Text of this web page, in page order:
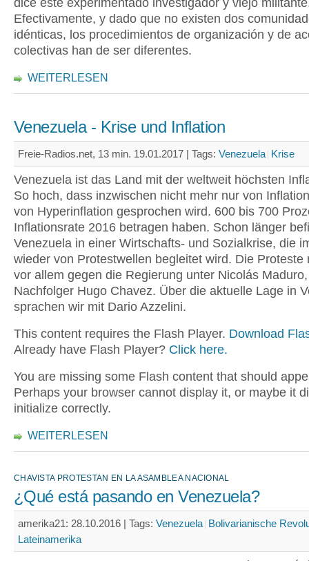
Efectivamente, y dado que no existen dos
idénticas, los procedimientos de organización y de
colectivas han de ser diferentes.
WEITERLESEN
Venezuela - Krise und Inflation
Freie-Radios.net, 13 min. 19.01.2017 | Tags: Venezuela Krise
Venezuela ist das Land mit der weltweit höchsten
So hoch, dass inzwischen nicht mehr nur von
von Hyperinflation gesprochen wird. 600 bis 700
Inflationsrate 2016 betragen haben. Schon länger
Venezuela in einer Wirtschafts- und Sozialkrise, die
wieder von Protestwellen begleitet wird. Die Proteste
vor allem gegen die Regierung unter Nicolás
Nachfolger Hugo Chavez. Über die aktuelle Lage in
sprachen wir mit Dario Azzelini.
This content requires the Flash Player. Download
Already have Flash Player? Click here.
You are missing some Flash content that should
Perhaps your browser cannot display it, or maybe it
initialize correctly.
WEITERLESEN
CHAVISTA PROTESTAN EN LA ASAMBLEA NACIONAL
¿Qué está pasando en Venezuela?
amerika21: 28.10.2016 | Tags: Venezuela Bolivarianische
Lateinamerika